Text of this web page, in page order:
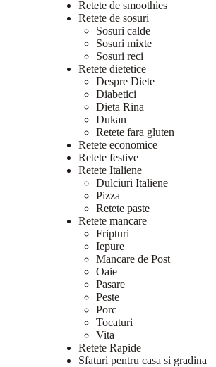
Retete de smoothies
Retete de sosuri
Sosuri calde
Sosuri mixte
Sosuri reci
Retete dietetice
Despre Diete
Diabetici
Dieta Rina
Dukan
Retete fara gluten
Retete economice
Retete festive
Retete Italiene
Dulciuri Italiene
Pizza
Retete paste
Retete mancare
Fripturi
Iepure
Mancare de Post
Oaie
Pasare
Peste
Porc
Tocaturi
Vita
Retete Rapide
Sfaturi pentru casa si gradina